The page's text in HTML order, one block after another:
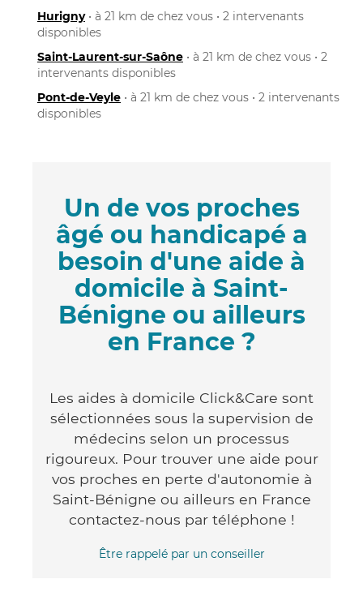
Hurigny• à 21 km de chez vous • 2 intervenants
disponibles
Saint-Laurent-sur-Saône • à 21 km de chez vous • 2
intervenants disponibles
Pont-de-Veyle • à 21 km de chez vous • 2 intervenants
disponibles
Un de vos proches
âgé ou handicapé a
besoin d'une aide à
domicile à Saint-
Bénigne ou ailleurs
en France ?
Les aides à domicile Click&Care sont
sélectionnées sous la supervision de
médecins selon un processus
rigoureux. Pour trouver une aide pour
vos proches en perte d'autonomie à
Saint-Bénigne ou ailleurs en France
contactez-nous par téléphone !
Être rappelé par un conseiller